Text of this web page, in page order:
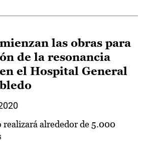
las obras para
de la resonancia
el Hospital General
realizará alrededor de 5.000